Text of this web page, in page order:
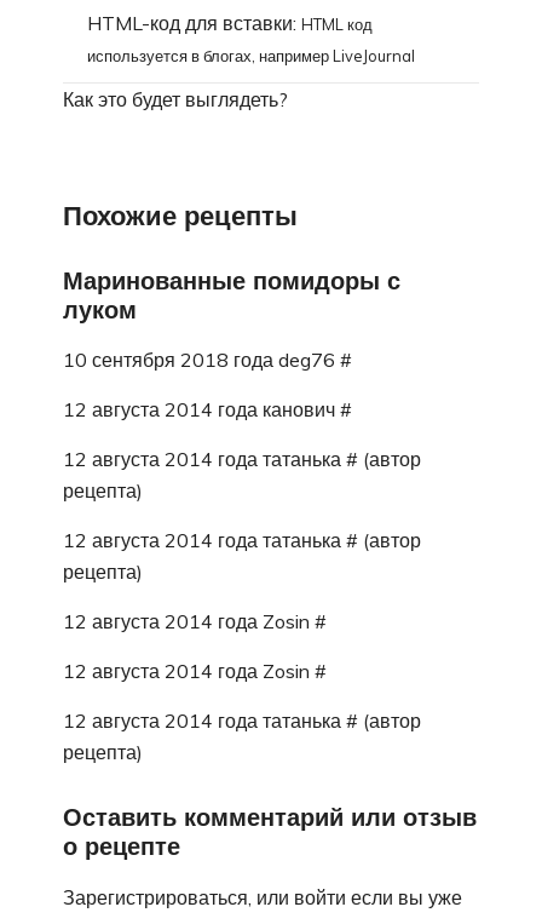
HTML-код для вставки: HTML код
используется в блогах, например LiveJournal
Как это будет выглядеть?
Похожие рецепты
Маринованные помидоры с
луком
10 сентября 2018 года deg76 #
12 августа 2014 года канович #
12 августа 2014 года татанька # (автор
рецепта)
12 августа 2014 года татанька # (автор
рецепта)
12 августа 2014 года Zosin #
12 августа 2014 года Zosin #
12 августа 2014 года татанька # (автор
рецепта)
Оставить комментарий или отзыв
о рецепте
Зарегистрироваться, или войти если вы уже